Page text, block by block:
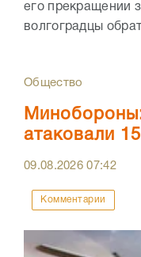
его прекращении
волгоградцы
Общество
атаковали
09.08.202607:42
Комментарии